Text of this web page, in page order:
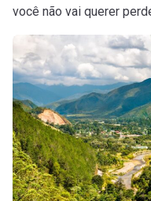
você não vai querer